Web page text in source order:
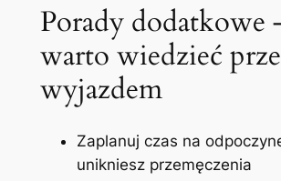
Porady dodatkowe
warto wiedzieć
wyjazdem
Zaplanuj czas na
unikniesz przemęczenia